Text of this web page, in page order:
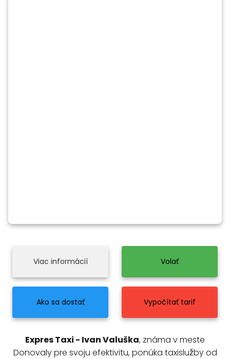
Viac informácií Volať
Ako sa dostať Vypočítať tarif
Expres Taxi - Ivan Valuška, známa v meste
Donovaly pre svoju efektivitu, ponúka taxislužby od